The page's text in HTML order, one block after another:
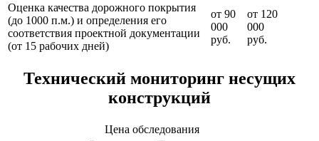
Оценка качества дорожного покрытия
(до 1000 п.м.) и определения его
соответствия проектной документации
(от 15 рабочих дней)
от 90
000
руб.
от 120
000
руб.
Технический мониторинг несущих
конструкций
Цена обследования